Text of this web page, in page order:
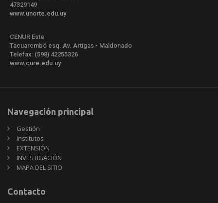
47329149
www.unorte.edu.uy
CENUR Este
Tacuarembó esq. Av. Artigas - Maldonado
Telefax: (598) 42255326
www.cure.edu.uy
Navegación principal
Gestión
Institutos
EXTENSIÓN
INVESTIGACIÓN
MAPA DEL SITIO
Contacto